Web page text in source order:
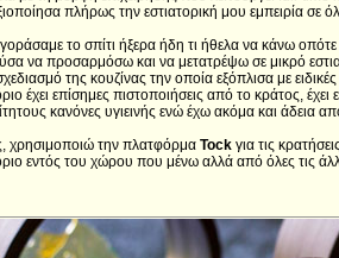
πλήρως την εστιατορική μου εμπειρία σε
το σπίτι ήξερα ήδη τι ήθελα να κάνω
να προσαρμόσω και να μετατρέψω σε μικρό
της κουζίνας την οποία εξόπλισα με
έχει επίσημες πιστοποιήσεις από το κράτος,
κανόνες υγιεινής ενώ έχω ακόμα και άδεια
χρησιμοποιώ την πλατφόρμα Tock για τις
εντός του χώρου που μένω αλλά από όλες τις